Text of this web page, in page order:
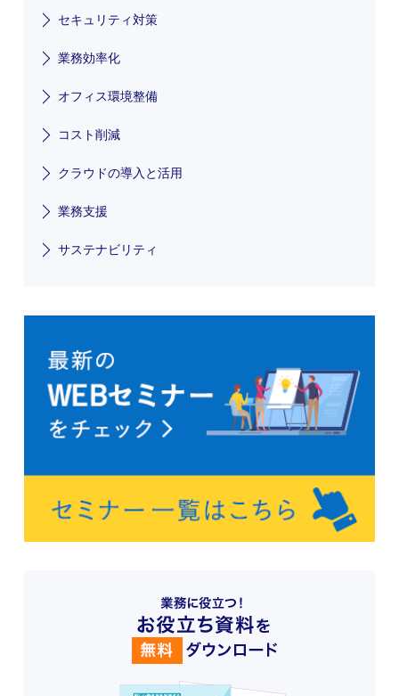
セキュリティ対策
業務効率化
オフィス環境整備
コスト削減
クラウドの導入と活用
業務支援
サステナビリティ